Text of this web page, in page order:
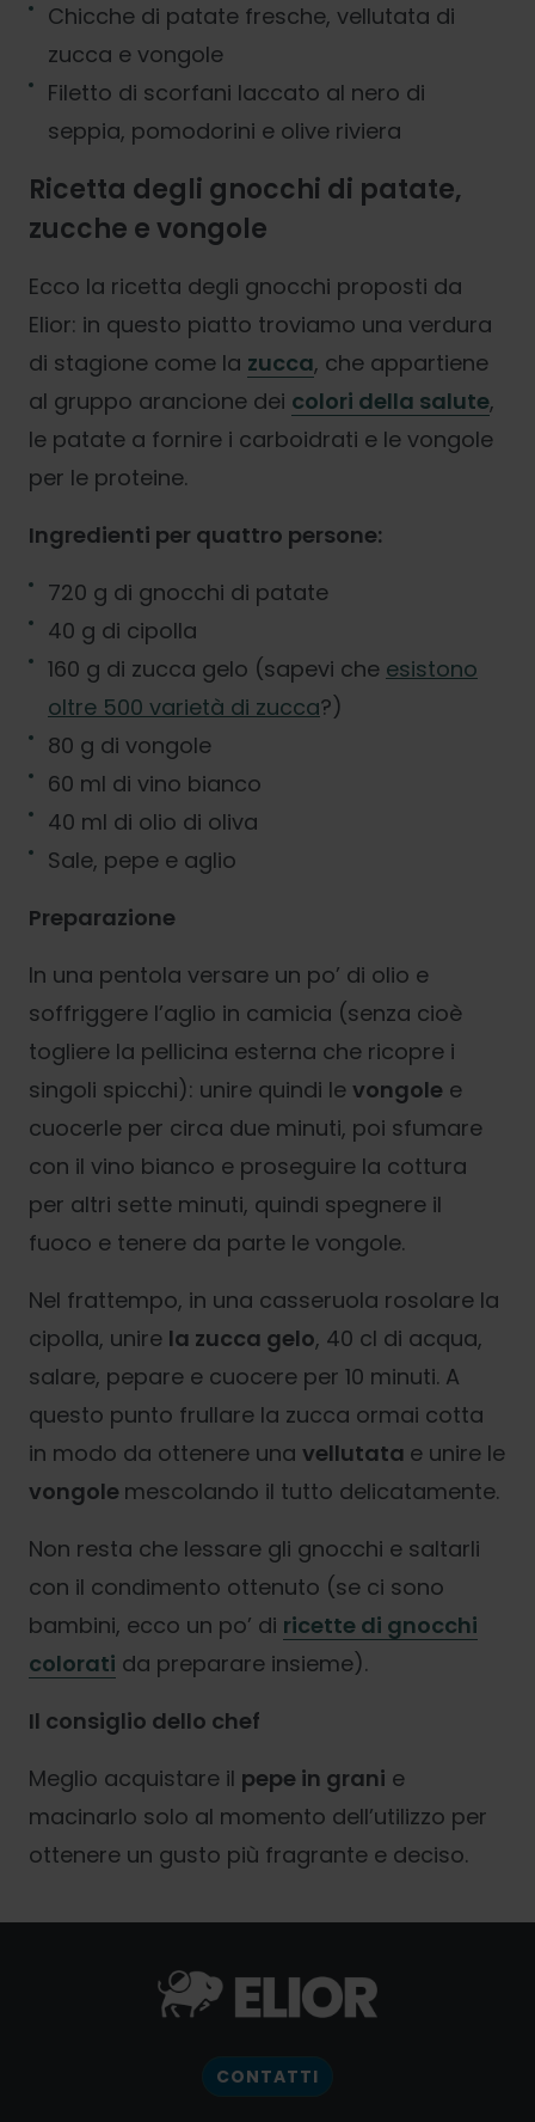
Chicche di patate fresche, vellutata di
zucca e vongole
Filetto di scorfani laccato al nero di
seppia, pomodorini e olive riviera
Ricetta degli gnocchi di patate,
zucche e vongole
Ecco la ricetta degli gnocchi proposti da
Elior: in questo piatto troviamo una verdura
di stagione come la zucca, che appartiene
al gruppo arancione dei colori della salute,
le patate a fornire i carboidrati e le vongole
per le proteine.
Ingredienti per quattro persone:
720 g di gnocchi di patate
40 g di cipolla
160 g di zucca gelo (sapevi che esistono
oltre 500 varietà di zucca?)
80 g di vongole
60 ml di vino bianco
40 ml di olio di oliva
Sale, pepe e aglio
Preparazione
In una pentola versare un po’ di olio e
soffriggere l’aglio in camicia (senza cioè
togliere la pellicina esterna che ricopre i
singoli spicchi): unire quindi le vongole e
cuocerle per circa due minuti, poi sfumare
con il vino bianco e proseguire la cottura
per altri sette minuti, quindi spegnere il
fuoco e tenere da parte le vongole.
Nel frattempo, in una casseruola rosolare la
cipolla, unire la zucca gelo, 40 cl di acqua,
salare, pepare e cuocere per 10 minuti. A
questo punto frullare la zucca ormai cotta
in modo da ottenere una vellutata e unire le
vongole mescolando il tutto delicatamente.
Non resta che lessare gli gnocchi e saltarli
con il condimento ottenuto (se ci sono
bambini, ecco un po’ di ricette di gnocchi
colorati da preparare insieme).
Il consiglio dello chef
Meglio acquistare il pepe in grani e
macinarlo solo al momento dell’utilizzo per
ottenere un gusto più fragrante e deciso.
CONTATTI